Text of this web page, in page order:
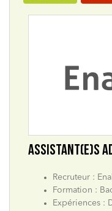
ASSISTANT(E)S
Recruteur :
Formation :
Expériences :